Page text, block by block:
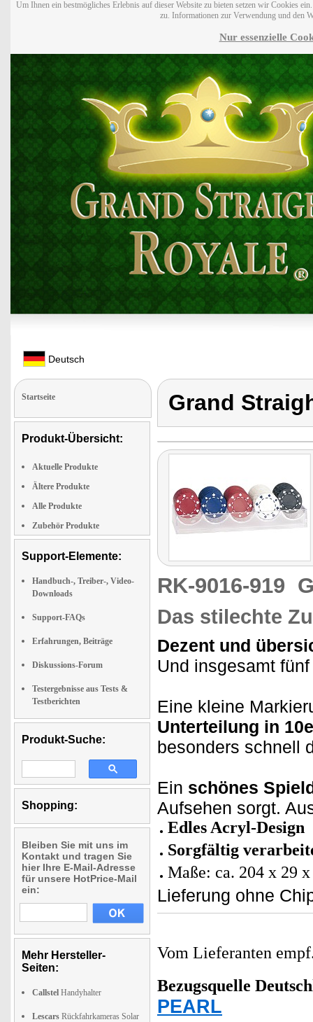
Um Ihnen ein bestmögliches Erlebnis auf dieser Website zu bieten setzen wir Cookies
zu. Informationen zur Verwendung und den
Nur essenzielle
Deutsch
Startseite
Produkt-Übersicht:
Aktuelle Produkte
Ältere Produkte
Alle Produkte
Zubehör Produkte
Support-Elemente:
Handbuch-, Treiber-, Video-
Downloads
Support-FAQs
Erfahrungen, Beiträge
Diskussions-Forum
Testergebnisse aus Tests &
Testberichten
Produkt-Suche:
Shopping:
Bleiben Sie mit uns im
Kontakt und tragen Sie
hier Ihre E-Mail-Adresse
für unsere HotPrice-Mail
ein:
Mehr Hersteller-
Seiten:
Callstel Handyhalter
Lescars Rückfahrkameras Solar
Grand
RK-9016-919
Das stilechte
Dezent und
Und insgesamt
Eine kleine
Unterteilung in
besonders schnell
Ein schönes
Aufsehen sorgt.
Edles Acryl-Design
Sorgfältig
Maße: ca. 204 x 29
Lieferung ohne
Vom Lieferanten
Bezugsquelle
PEARL